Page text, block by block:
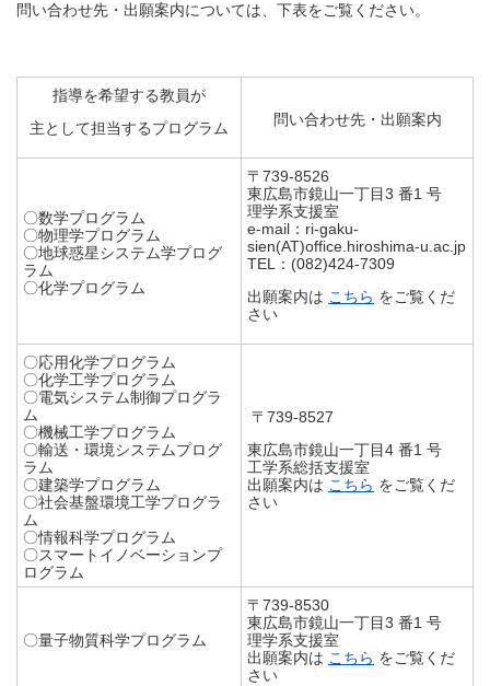
問い合わせ先・出願案内については、下表をご覧ください。
指導を希望する教員が
主として担当するプログラム
問い合わせ先・出願案内
〇数学プログラム
〇物理学プログラム
〇地球惑星システム学プログ
ラム
〇化学プログラム
〒739-8526
東広島市鏡山一丁目3 番1 号
理学系支援室
e-mail：ri-gaku-
sien(AT)office.hiroshima-u.ac.jp
TEL：(082)424-7309
出願案内は こちら をご覧くだ
さい
〇応用化学プログラム
〇化学工学プログラム
〇電気システム制御プログラ
ム
〇機械工学プログラム
〇輸送・環境システムプログ
ラム
〇建築学プログラム
〇社会基盤環境工学プログラ
ム
〇情報科学プログラム
〇スマートイノベーションプ
ログラム
〒739-8527
東広島市鏡山一丁目4 番1 号
工学系総括支援室
出願案内は こちら をご覧くだ
さい
〇量子物質科学プログラム
〒739-8530
東広島市鏡山一丁目3 番1 号
理学系支援室
出願案内は こちら をご覧くだ
さい